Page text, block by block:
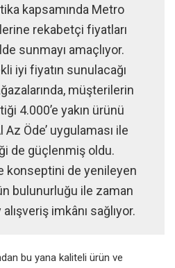
kapsamında Metro
rekabetçi fiyatları
sunmayı amaçlıyor.
iyi fiyatın sunulacağı
müşterilerin
4.000’e yakın ürünü
Az Öde’ uygulaması ile
de güçlenmiş oldu.
konseptini de yenileyen
bulunurluğu ile zaman
imkânı sağlıyor.
bu yana kaliteli ürün ve